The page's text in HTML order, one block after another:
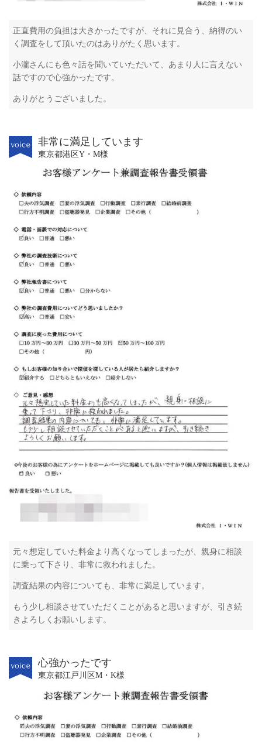
正直費用の負担は大きかったですが、それに見合う、納得のい
く調査をして頂いたのはありがたく思います。
小瀧さんにも色々話を聞いていただいて、あまり人に言えない
話ですので心強かったです。
ありがとうございました。
非常に満足しています
東京都港区Y・M様
元々想定していた料金より高くなってしまったが、親身に相談
に乗って下さり、非常に救われました。
調査結果の内容についても、非常に満足しています。
もう少し相談させていただくことがあると思いますが、引き続
きよろしくお願いします。
心強かったです
東京都江戸川区M・K様